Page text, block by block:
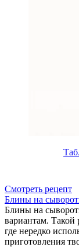
Смотреть рецепт
Блины на
Блины на
вариантам. Такой
где нередко
приготовления